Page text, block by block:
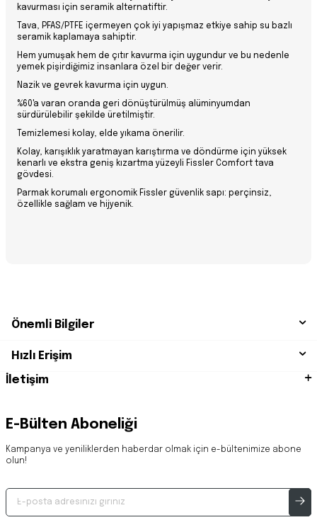
kavurması için seramik alternatiftir.
Tava, PFAS/PTFE içermeyen çok iyi yapışmaz etkiye sahip su bazlı
seramik kaplamaya sahiptir.
Hem yumuşak hem de çıtır kavurma için uygundur ve bu nedenle
yemek pişirdiğimiz insanlara özel bir değer verir.
Nazik ve gevrek kavurma için uygun.
%60'a varan oranda geri dönüştürülmüş alüminyumdan
sürdürülebilir şekilde üretilmiştir.
Temizlemesi kolay, elde yıkama önerilir.
Kolay, karışıklık yaratmayan karıştırma ve döndürme için yüksek
kenarlı ve ekstra geniş kızartma yüzeyli Fissler Comfort tava
gövdesi.
Parmak korumalı ergonomik Fissler güvenlik sapı: perçinsiz,
özellikle sağlam ve hijyenik.
Önemli Bilgiler
Hızlı Erişim
İletişim
E-Bülten Aboneliği
Kampanya ve yeniliklerden haberdar olmak için e-bültenimize abone
olun!